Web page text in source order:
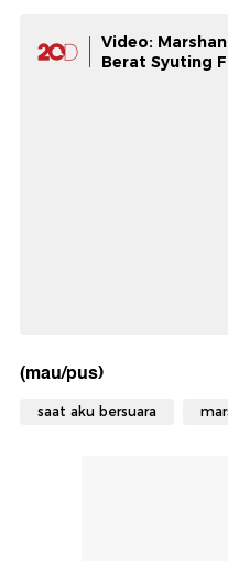
Video:
Berat Syuting
(mau/pus)
saat aku bersuara